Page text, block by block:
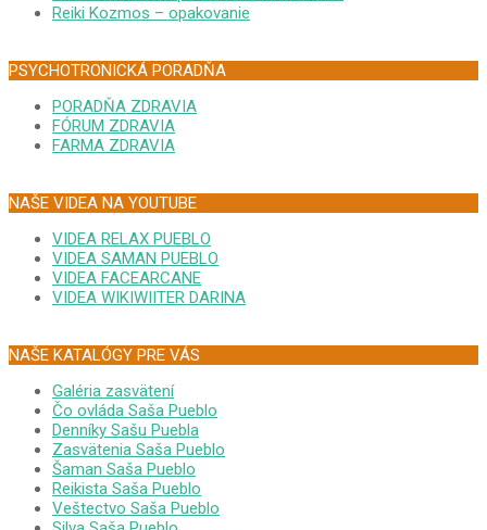
Reiki Kozmos – opakovanie
PSYCHOTRONICKÁ PORADŇA
PORADŇA ZDRAVIA
FÓRUM ZDRAVIA
FARMA ZDRAVIA
NAŠE VIDEA NA YOUTUBE
VIDEA RELAX PUEBLO
VIDEA SAMAN PUEBLO
VIDEA FACEARCANE
VIDEA WIKIWIITER DARINA
NAŠE KATALÓGY PRE VÁS
Galéria zasvätení
Čo ovláda Saša Pueblo
Denníky Sašu Puebla
Zasvätenia Saša Pueblo
Šaman Saša Pueblo
Reikista Saša Pueblo
Veštectvo Saša Pueblo